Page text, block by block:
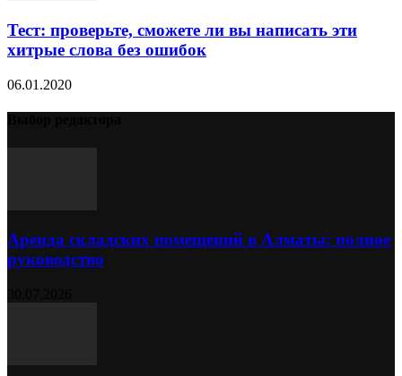
Тест: проверьте, сможете ли вы написать эти
хитрые слова без ошибок
06.01.2020
Аренда складских помещений в Алматы: полное
руководство